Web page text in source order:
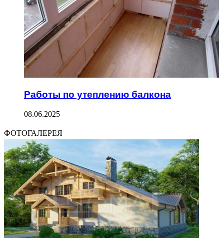
Работы по утеплению балкона
08.06.2025
ФОТОГАЛЕРЕЯ